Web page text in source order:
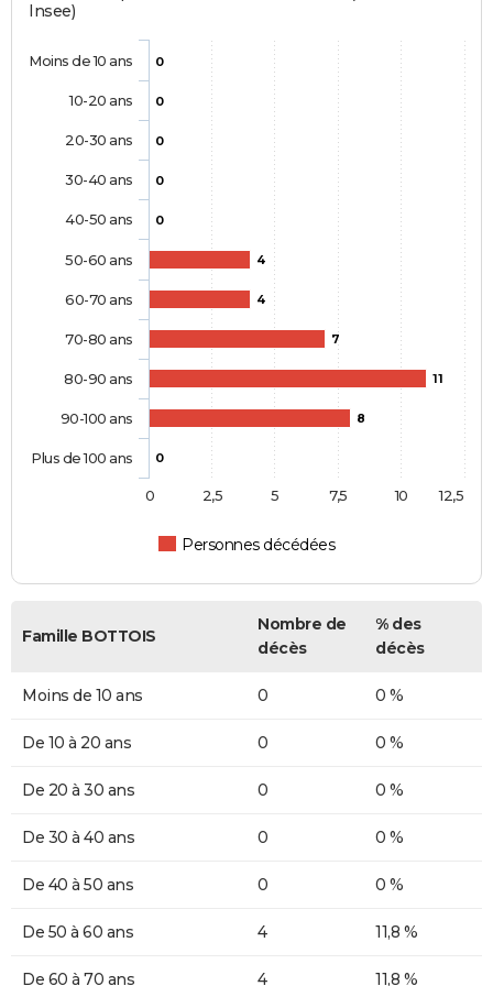
Insee)
0
0
0
0
0
4
4
7
11
8
0
Personnes décédées
Moins de 10 ans
10-20 ans
20-30 ans
30-40 ans
40-50 ans
50-60 ans
60-70 ans
70-80 ans
80-90 ans
90-100 ans
Plus de 100 ans
0 10
2,5 5 7,5 12,5
Famille BOTTOIS
Nombre de
décès
% des
décès
Moins de 10 ans 0 0 %
De 10 à 20 ans 0 0 %
De 20 à 30 ans 0 0 %
De 30 à 40 ans 0 0 %
De 40 à 50 ans 0 0 %
De 50 à 60 ans 4 11,8 %
De 60 à 70 ans 4 11,8 %